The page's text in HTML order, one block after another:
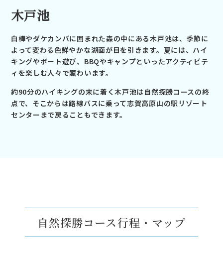
木戸池
白樺やダケカンバに囲まれた森の中にある木戸池は、季節に
よって変わる色鮮やかな湖面が目を引きます。夏には、ハイ
キングやボート遊び、BBQやキャンプといったアクティビテ
ィを楽しむ人々で賑わいます。
約90分のハイキングの末に着く木戸池は自然探勝コースの終
点で、そこからは路線バスに乗って志賀高原山の駅リゾート
センターまで戻ることもできます。
自然探勝コース行程・マップ